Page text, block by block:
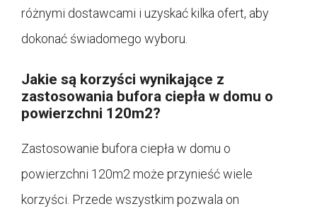
różnymi dostawcami i uzyskać kilka ofert, aby
dokonać świadomego wyboru.
Jakie są korzyści wynikające z
zastosowania bufora ciepła w domu o
powierzchni 120m2?
Zastosowanie bufora ciepła w domu o
powierzchni 120m2 może przynieść wiele
korzyści. Przede wszystkim pozwala on